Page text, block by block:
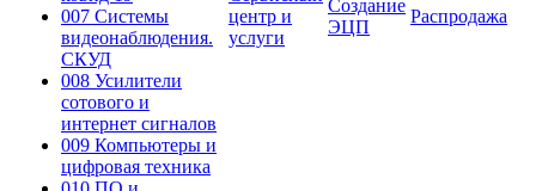
007 Системы
видеонаблюдения.
СКУД
008 Усилители
сотового и
интернет сигналов
009 Компьютеры и
цифровая техника
центр и
услуги
Создание
ЭЦП
Распродажа